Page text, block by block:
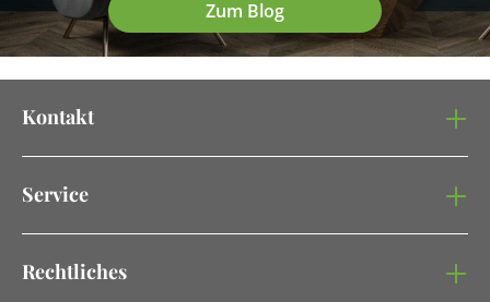
Zum Blog
Kontakt
Service
Rechtliches